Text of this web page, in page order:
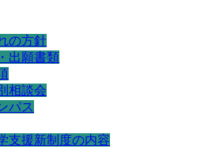
の方針
出願書類
相談会
パス
支援新制度の内容